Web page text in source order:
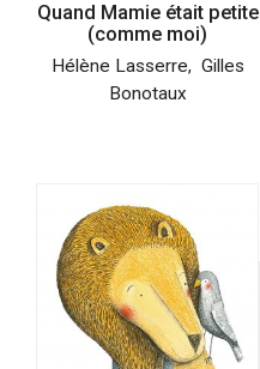
Quand Mamie était petite
(comme moi)
Hélène Lasserre, Gilles
Bonotaux